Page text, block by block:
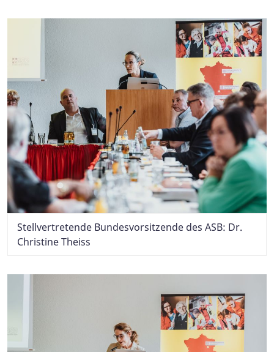
Stellvertretende Bundesvorsitzende des ASB: Dr.
Christine Theiss